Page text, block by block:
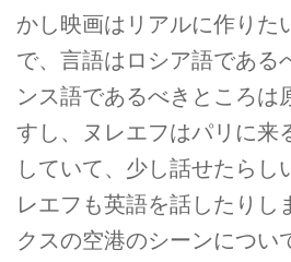
かし映画はリアルに作りた
で、言語はロシア語である
ンス語であるべきところは
すし、ヌレエフはパリに来
していて、少し話せたらし
レエフも英語を話したりし
クスの空港のシーンについ